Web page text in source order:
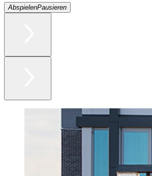
AbspielenPausieren